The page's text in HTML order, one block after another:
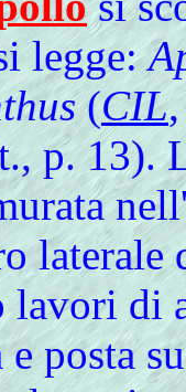
legge:
(CIL
p. 13).
lavori di
e posta